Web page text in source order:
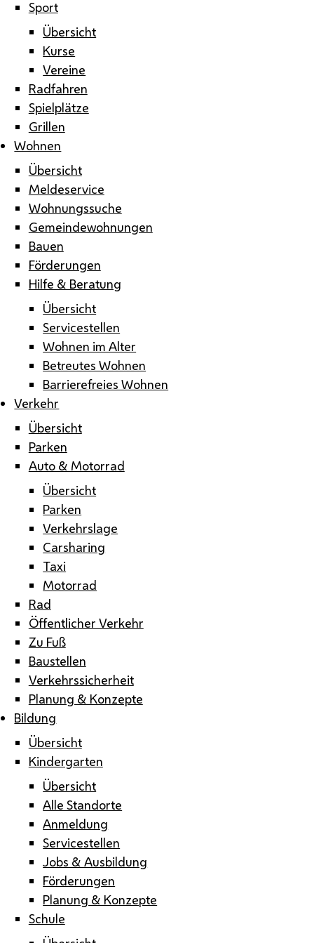
Sport
Übersicht
Kurse
Vereine
Radfahren
Spielplätze
Grillen
Wohnen
Übersicht
Meldeservice
Wohnungssuche
Gemeindewohnungen
Bauen
Förderungen
Hilfe & Beratung
Übersicht
Servicestellen
Wohnen im Alter
Betreutes Wohnen
Barrierefreies Wohnen
Verkehr
Übersicht
Parken
Auto & Motorrad
Übersicht
Parken
Verkehrslage
Carsharing
Taxi
Motorrad
Rad
Öffentlicher Verkehr
Zu Fuß
Baustellen
Verkehrssicherheit
Planung & Konzepte
Bildung
Übersicht
Kindergarten
Übersicht
Alle Standorte
Anmeldung
Servicestellen
Jobs & Ausbildung
Förderungen
Planung & Konzepte
Schule